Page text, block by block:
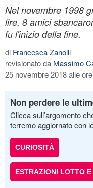
Nel novembre 1998
lire, 8 amici
fu l'inizio della fine.
di Francesca Zanolli
revisionato da Massimo
25 novembre 2018 alle
Non perdere le
Clicca sull’argomento
terremo aggiornato con
CURIOSITÀ
ESTRAZIONI LOTTO